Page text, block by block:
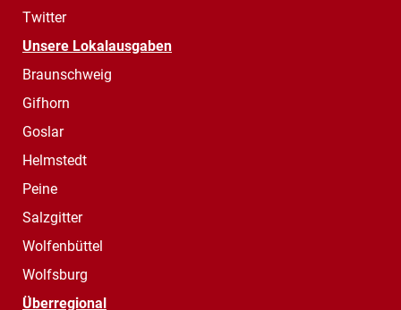
Twitter
Unsere Lokalausgaben
Braunschweig
Gifhorn
Goslar
Helmstedt
Peine
Salzgitter
Wolfenbüttel
Wolfsburg
Überregional